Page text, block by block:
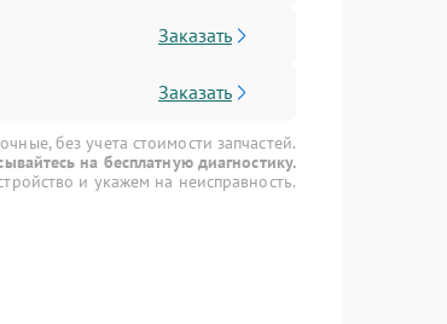
Заказать
Заказать
без учета стоимости запчастей.
на бесплатную диагностику.
и укажем на неисправность.